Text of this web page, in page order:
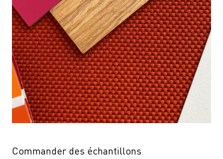
Commander des échantillons